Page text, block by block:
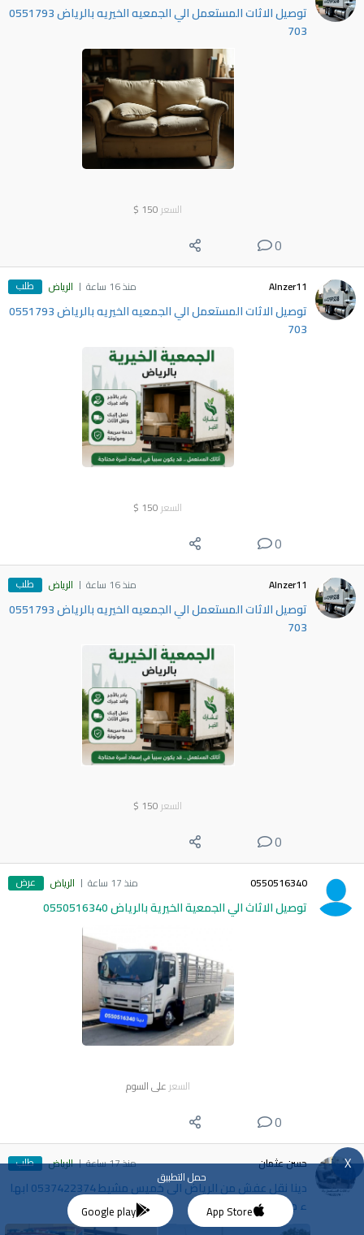
توصيل الاثات المستعمل الي الجمعيه الخيريه بالرياض 0551793
703
السعر 150
$
0
Alnzer11 منذ 16 ساعة الرياض طلب
توصيل الاثات المستعمل الي الجمعيه الخيريه بالرياض 0551793
703
السعر 150
$
0
Alnzer11 منذ 16 ساعة الرياض طلب
توصيل الاثات المستعمل الي الجمعيه الخيريه بالرياض 0551793
703
السعر 150
$
0
0550516340 منذ 17 ساعة الرياض عرض
توصيل الاثاث الي الجمعية الخيرية بالرياض 0550516340
السعر على السوم
0
حسن عثمان منذ 17 ساعة الرياض طلب
دينا نقل عفش من الرياض الى خميس مشيط 0537422374 ابها
ء جازان
X
حمل التطبيق
App Store
Google play